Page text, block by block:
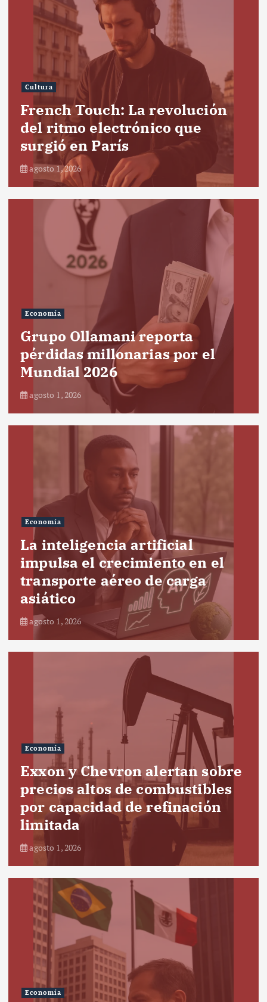
Cultura
French Touch: La revolución
del ritmo electrónico que
surgió en París
agosto 1, 2026
Economía
Grupo Ollamani reporta
pérdidas millonarias por el
Mundial 2026
agosto 1, 2026
Economía
La inteligencia artificial
impulsa el crecimiento en el
transporte aéreo de carga
asiático
agosto 1, 2026
Economía
Exxon y Chevron alertan sobre
precios altos de combustibles
por capacidad de refinación
limitada
agosto 1, 2026
Economía